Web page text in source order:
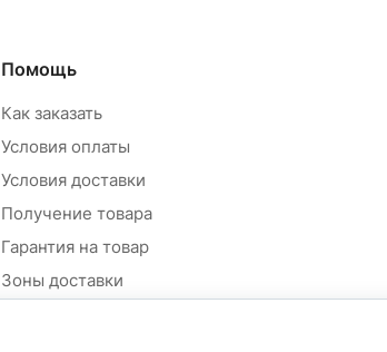
Помощь
Как заказать
Условия оплаты
Условия доставки
Получение товара
Гарантия на товар
Зоны доставки